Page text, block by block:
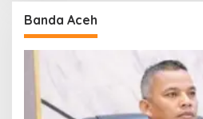
Banda Aceh